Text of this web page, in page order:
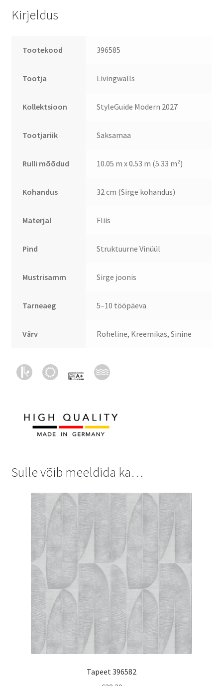
Kirjeldus
Tootekood 396585
Tootja Livingwalls
Kollektsioon StyleGuide Modern 2027
Tootjariik Saksamaa
Rulli mõõdud 10.05 m x 0.53 m (5.33 m²)
Kohandus 32 cm (Sirge kohandus)
Materjal Fliis
Pind Struktuurne Vinüül
Mustrisamm Sirge joonis
Tarneaeg 5–10 tööpäeva
Värv Roheline, Kreemikas, Sinine
Sulle võib meeldida ka…
Tapeet 396582